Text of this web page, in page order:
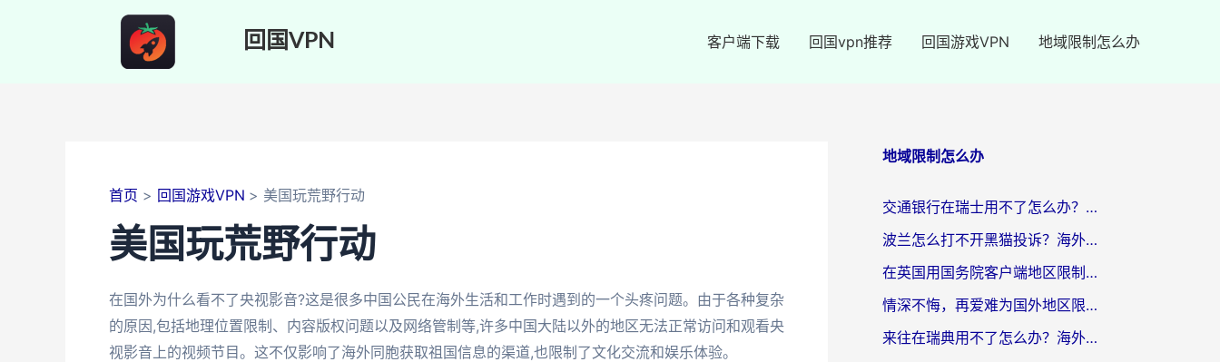
回国VPN 客户端下载 回国vpn推荐 回国游戏VPN 地域限制怎么办
首页 回国游戏VPN 美国玩荒野行动
美国玩荒野行动
在国外为什么看不了央视影音?这是很多中国公民在海外生活和工作时遇到的一个头疼问题。由于各种复杂
的原因,包括地理位置限制、内容版权问题以及网络管制等,许多中国大陆以外的地区无法正常访问和观看央
视影音上的视频节目。这不仅影响了海外同胞获取祖国信息的渠道,也限制了文化交流和娱乐体验。
地域限制怎么办
交通银行在瑞士用不了怎么办？海外党必备回国加速器指南，追剧游戏全搞定
波兰怎么打不开黑猫投诉？海外党必看的回国加速器选择指南（解决追剧社保音乐难题）
在英国用国务院客户端地区限制怎么办？海外党必看的回国加速实用指南
情深不悔，再爱难为国外地区限制怎么看？海外党追剧听歌的破局指南
来往在瑞典用不了怎么办？海外党必看的回国加速器选择指南（附微信定位修改+喜马拉雅版权破解）